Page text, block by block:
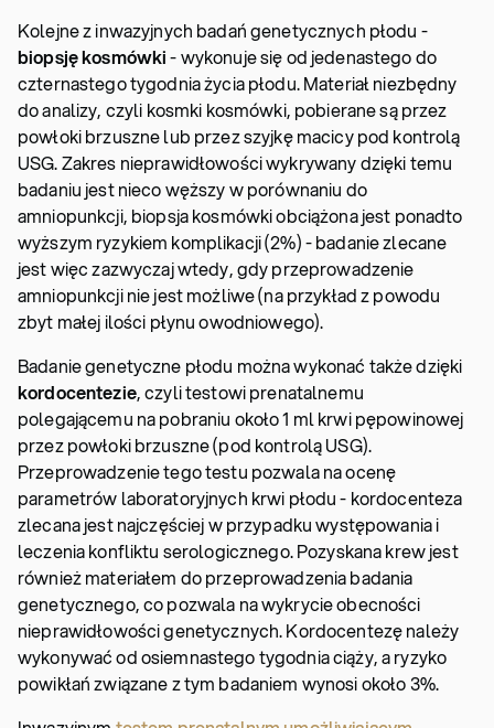
Kolejne z inwazyjnych badań genetycznych płodu -
biopsję kosmówki- wykonuje się od jedenastego do
czternastego tygodnia życia płodu. Materiał niezbędny
do analizy, czyli kosmki kosmówki, pobierane są przez
powłoki brzuszne lub przez szyjkę macicy pod kontrolą
USG. Zakres nieprawidłowości wykrywany dzięki temu
badaniu jest nieco węższy w porównaniu do
amniopunkcji, biopsja kosmówki obciążona jest ponadto
wyższym ryzykiem komplikacji (2%) - badanie zlecane
jest więc zazwyczaj wtedy, gdy przeprowadzenie
amniopunkcji nie jest możliwe (na przykład z powodu
zbyt małej ilości płynu owodniowego).
Badanie genetyczne płodu można wykonać także dzięki
kordocentezie, czyli testowi prenatalnemu
polegającemu na pobraniu około 1 ml krwi pępowinowej
przez powłoki brzuszne (pod kontrolą USG).
Przeprowadzenie tego testu pozwala na ocenę
parametrów laboratoryjnych krwi płodu - kordocenteza
zlecana jest najczęściej w przypadku występowania i
leczenia konfliktu serologicznego. Pozyskana krew jest
również materiałem do przeprowadzenia badania
genetycznego, co pozwala na wykrycie obecności
nieprawidłowości genetycznych. Kordocentezę należy
wykonywać od osiemnastego tygodnia ciąży, a ryzyko
powikłań związane z tym badaniem wynosi około 3%.